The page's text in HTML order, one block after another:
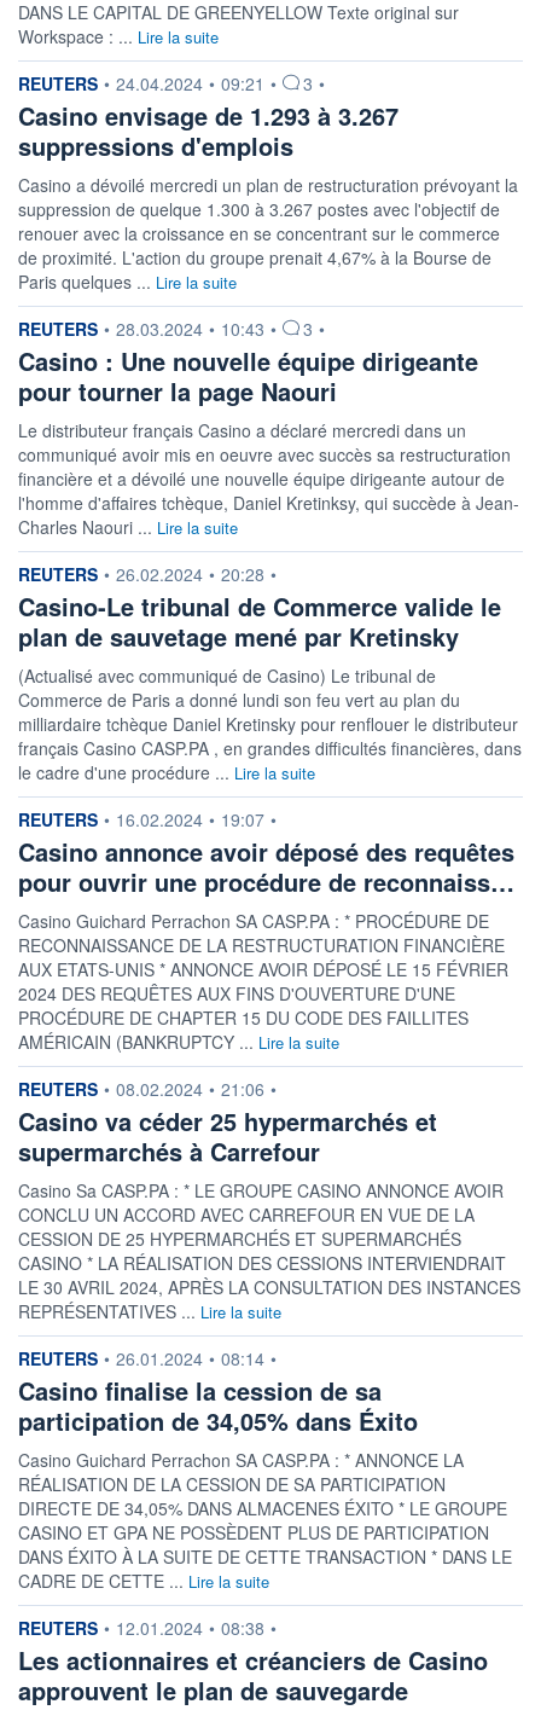
DANS LE CAPITAL DE GREENYELLOW Texte original sur
Workspace : ... Lire la suite
information fournie par
REUTERS • 24.04.2024 • 09:21 • 3 •
Casino envisage de 1.293 à 3.267
suppressions d'emplois
Casino a dévoilé mercredi un plan de restructuration prévoyant la
suppression de quelque 1.300 à 3.267 postes avec l'objectif de
renouer avec la croissance en se concentrant sur le commerce
de proximité. L'action du groupe prenait 4,67% à la Bourse de
Paris quelques ... Lire la suite
information fournie par
REUTERS • 28.03.2024 • 10:43 • 3 •
Casino : Une nouvelle équipe dirigeante
pour tourner la page Naouri
Le distributeur français Casino a déclaré mercredi dans un
communiqué avoir mis en oeuvre avec succès sa restructuration
financière et a dévoilé une nouvelle équipe dirigeante autour de
l'homme d'affaires tchèque, Daniel Kretinksy, qui succède à Jean-
Charles Naouri ... Lire la suite
information fournie par
REUTERS • 26.02.2024 • 20:28 •
Casino-Le tribunal de Commerce valide le
plan de sauvetage mené par Kretinsky
(Actualisé avec communiqué de Casino) Le tribunal de
Commerce de Paris a donné lundi son feu vert au plan du
milliardaire tchèque Daniel Kretinsky pour renflouer le distributeur
français Casino CASP.PA , en grandes difficultés financières, dans
le cadre d'une procédure ... Lire la suite
information fournie par
REUTERS • 16.02.2024 • 19:07 •
Casino annonce avoir déposé des requêtes
pour ouvrir une procédure de reconnaiss…
Casino Guichard Perrachon SA CASP.PA : * PROCÉDURE DE
RECONNAISSANCE DE LA RESTRUCTURATION FINANCIÈRE
AUX ETATS-UNIS * ANNONCE AVOIR DÉPOSÉ LE 15 FÉVRIER
2024 DES REQUÊTES AUX FINS D'OUVERTURE D'UNE
PROCÉDURE DE CHAPTER 15 DU CODE DES FAILLITES
AMÉRICAIN (BANKRUPTCY ... Lire la suite
information fournie par
REUTERS • 08.02.2024 • 21:06 •
Casino va céder 25 hypermarchés et
supermarchés à Carrefour
Casino Sa CASP.PA : * LE GROUPE CASINO ANNONCE AVOIR
CONCLU UN ACCORD AVEC CARREFOUR EN VUE DE LA
CESSION DE 25 HYPERMARCHÉS ET SUPERMARCHÉS
CASINO * LA RÉALISATION DES CESSIONS INTERVIENDRAIT
LE 30 AVRIL 2024, APRÈS LA CONSULTATION DES INSTANCES
REPRÉSENTATIVES ... Lire la suite
information fournie par
REUTERS • 26.01.2024 • 08:14 •
Casino finalise la cession de sa
participation de 34,05% dans Éxito
Casino Guichard Perrachon SA CASP.PA : * ANNONCE LA
RÉALISATION DE LA CESSION DE SA PARTICIPATION
DIRECTE DE 34,05% DANS ALMACENES ÉXITO * LE GROUPE
CASINO ET GPA NE POSSÈDENT PLUS DE PARTICIPATION
DANS ÉXITO À LA SUITE DE CETTE TRANSACTION * DANS LE
CADRE DE CETTE ... Lire la suite
information fournie par
REUTERS • 12.01.2024 • 08:38 •
Les actionnaires et créanciers de Casino
approuvent le plan de sauvegarde